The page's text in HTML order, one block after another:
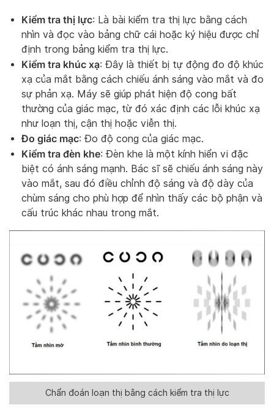
Kiểm tra thị lực: Là bài kiểm tra thị lực bằng cách
nhìn và đọc vào bảng chữ cái hoặc ký hiệu được chỉ
định trong bảng kiểm tra thị lực.
Kiểm tra khúc xạ: Đây là thiết bị tự động đo độ khúc
xạ của mắt bằng cách chiếu ánh sáng vào mắt và đo
sự phản xạ. Máy sẽ giúp phát hiện độ cong bất
thường của giác mạc, từ đó xác định các lỗi khúc xạ
như loạn thị, cận thị hoặc viễn thị.
Đo giác mạc: Đo độ cong của giác mạc.
Kiểm tra đèn khe: Đèn khe là một kính hiển vi đặc
biệt có ánh sáng mạnh. Bác sĩ sẽ chiếu ánh sáng này
vào mắt, sau đó điều chỉnh độ sáng và độ dày của
chùm sáng cho phù hợp để nhìn thấy các bộ phận và
cấu trúc khác nhau trong mắt.
Chẩn đoán loạn thị bằng cách kiểm tra thị lực